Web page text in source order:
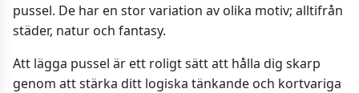
pussel. De har en stor variation av olika motiv; alltifrån
städer, natur och fantasy.
Att lägga pussel är ett roligt sätt att hålla dig skarp
genom att stärka ditt logiska tänkande och kortvariga